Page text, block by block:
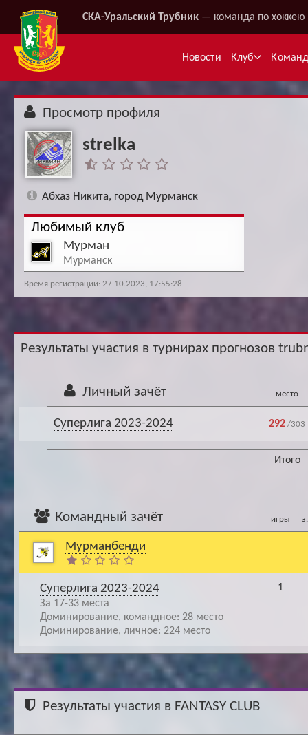
СКА-Уральский Трубник — команда по хоккею
Новости Клуб
Просмотр профиля
strelka
Абхаз Никита, город Мурманск
Любимый клуб
Мурман
Мурманск
Время регистрации: 27.10.2023, 17:55:28
Результаты участия в турнирах прогнозов
Личный зачёт место
Суперлига 2023-2024 292 /303
Итого
Командный зачёт игры
Мурманбенди
Суперлига 2023-2024
За 17-33 места
Доминирование, командное: 28 место
Доминирование, личное: 224 место
1
Результаты участия в FANTASY CLUB